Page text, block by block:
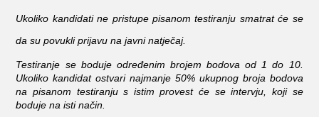
Ukoliko kandidati ne pristupe pisanom testiranju smatrat će se
da su povukli prijavu na javni natječaj.
Testiranje se boduje određenim brojem bodova od 1 do 10.
Ukoliko kandidat ostvari najmanje 50% ukupnog broja bodova
na pisanom testiranju s istim provest će se intervju, koji se
boduje na isti način.